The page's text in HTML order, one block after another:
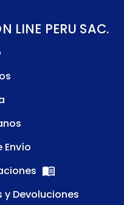
LINE PERU SAC.
Envío
Devoluciones